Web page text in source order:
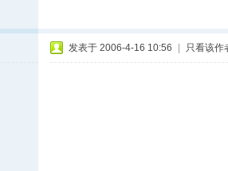
发表于 2006-4-16 10:56 只看该作